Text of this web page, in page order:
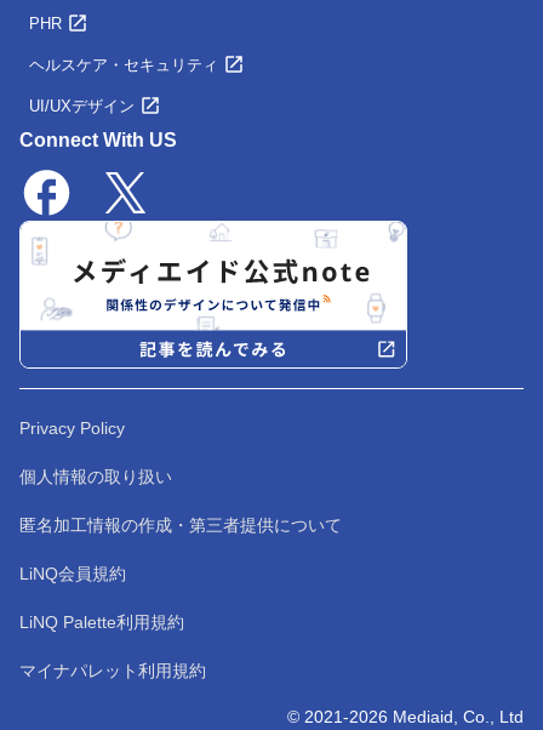
PHR
ヘルスケア・セキュリティ
UI/UXデザイン
Connect With US
Privacy Policy
個人情報の取り扱い
匿名加工情報の作成・第三者提供について
LiNQ会員規約
LiNQ Palette利用規約
マイナパレット利用規約
© 2021-2026 Mediaid, Co., Ltd